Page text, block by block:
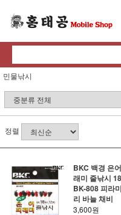
민물낚시
정렬
BKC 백경 은
래미 줄낚시
BK-808 피라
리 바늘 채비
3,600원